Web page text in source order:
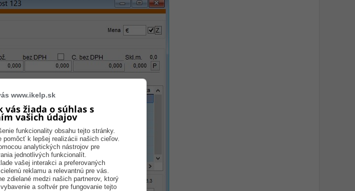
www.ikelp.sk
vás žiada o súhlas s
vašich údajov
funkcionality obsahu tejto stránky.
pomôcť k lepšej realizácii našich cieľov.
analytických nástrojov pre
jednotlivých funkcionalít.
vašej interakci a preferovaných
reklamu a relevantnú pre vás.
zdielané medzi našich partnerov, ktorý
a softvér pre fungovanie tejto